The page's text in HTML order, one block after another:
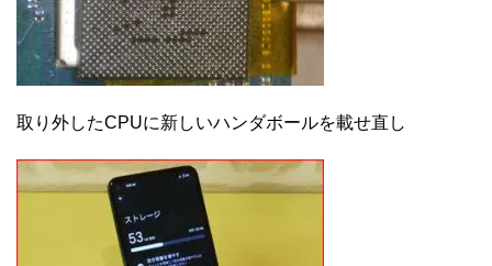
取り外したCPUに新しいハンダボールを載せ直し